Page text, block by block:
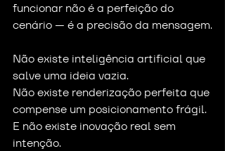
funcionar não é a perfeição do
cenário — é a precisão da mensagem.
Não existe inteligência artificial que
salve uma ideia vazia.
Não existe renderização perfeita que
compense um posicionamento frágil.
E não existe inovação real sem
intenção.